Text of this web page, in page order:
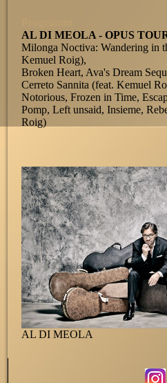
AL DI MEOLA - OPUS
Milonga Noctiva: Wandering in
Kemuel Roig),
Broken Heart, Ava's Dream
Cerreto Sannita (feat. Kemuel
Notorious, Frozen in Time,
Pomp, Left unsaid, Insieme,
Roig)
AL DI MEOLA